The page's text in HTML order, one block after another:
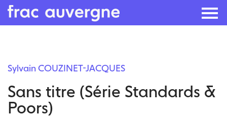
content
Sylvain COUZINET-JACQUES
Sans titre (Série Standards &
Poors)